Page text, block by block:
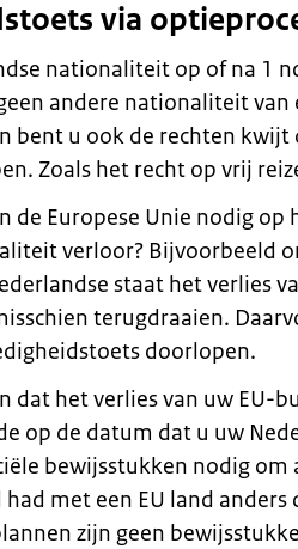
via
nationaliteit op of na 1
andere nationaliteit van
bent u ook de rechten kwijt
Zoals het recht op vrij
de Europese Unie nodig
verloor? Bijvoorbeeld
staat het verlies
terugdraaien.
doorlopen.
dat het verlies van uw EU-
op de datum dat u uw
bewijsstukken nodig om
met een EU land
zijn geen